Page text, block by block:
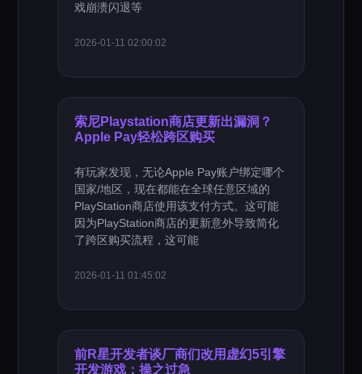
戏崩溃闪退等
2026-01-11 02:00:02
索尼Playstation商店更新出漏洞？
Apple Pay轻松跨区购买
有玩家发现，无论Apple Pay账户绑定哪个
国家/地区，现在都能在全球任意区域的
PlayStation商店使用该支付方式。这可能
因为PlayStation商店的更新意外导致简化
了跨区购买流程，这可能
2026-01-11 01:45:02
前R星开发者谈厂商们改用虚幻5引擎
开发游戏：操之过急